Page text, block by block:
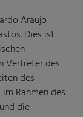
Araujo
Dies ist
Vertreter des
des
Rahmen des
die